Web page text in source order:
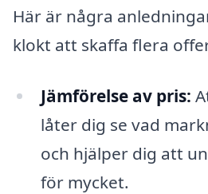
Här är några
klokt att skaffa flera
Jämförelse av pris:
låter dig se vad
och hjälper dig att
för mycket.